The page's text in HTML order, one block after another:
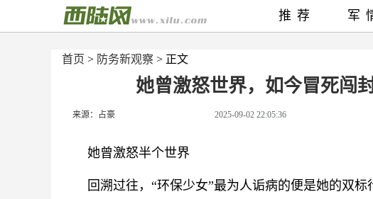
首页 > 防务新观察 > 正文
她曾激怒世界，如今冒死闯
来源：占豪 2025-09-02 22:05:36
她曾激怒半个世界
回溯过往，“环保少女”最为人诟病的便是她的双
推荐 军